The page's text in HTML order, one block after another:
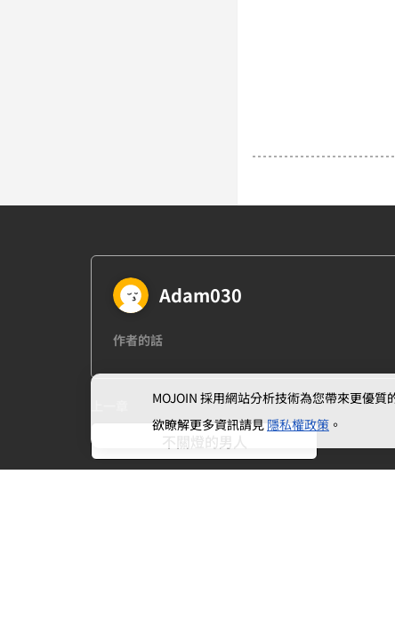
Adam030
作者的話
不關燈的男人
MOJOIN 採用網站分析技術為您帶來更優質
欲瞭解更多資訊請見隱私權政策 。